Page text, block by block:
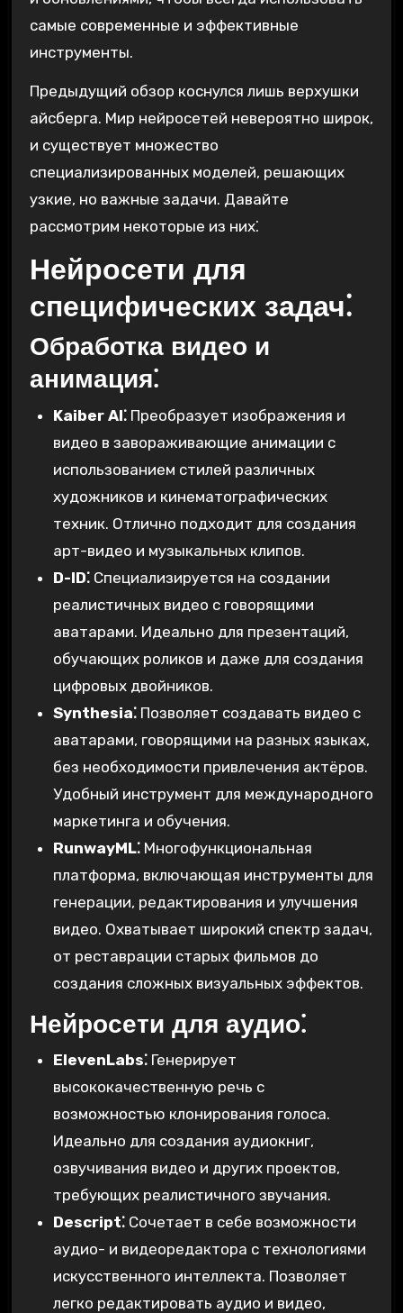
самые современные и эффективные
инструменты.
Предыдущий обзор коснулся лишь верхушки
айсберга. Мир нейросетей невероятно широк,
и существует множество
специализированных моделей, решающих
узкие, но важные задачи. Давайте
рассмотрим некоторые из них⁚
Нейросети для
специфических задач⁚
Обработка видео и
анимация⁚
Kaiber AI⁚Преобразует изображения и
видео в завораживающие анимации с
использованием стилей различных
художников и кинематографических
техник. Отлично подходит для создания
арт-видео и музыкальных клипов.
D-ID⁚Специализируется на создании
реалистичных видео с говорящими
аватарами. Идеально для презентаций,
обучающих роликов и даже для создания
цифровых двойников.
Synthesia⁚Позволяет создавать видео с
аватарами, говорящими на разных языках,
без необходимости привлечения актёров.
Удобный инструмент для международного
маркетинга и обучения.
RunwayML⁚Многофункциональная
платформа, включающая инструменты для
генерации, редактирования и улучшения
видео. Охватывает широкий спектр задач,
от реставрации старых фильмов до
создания сложных визуальных эффектов.
Нейросети для аудио⁚
ElevenLabs⁚Генерирует
высококачественную речь с
возможностью клонирования голоса.
Идеально для создания аудиокниг,
озвучивания видео и других проектов,
требующих реалистичного звучания.
Descript⁚Сочетает в себе возможности
аудио- и видеоредактора с технологиями
искусственного интеллекта. Позволяет
легко редактировать аудио и видео,